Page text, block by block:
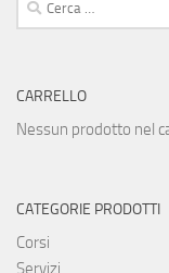
per:
CARRELLO
Nessun prodotto nel
CATEGORIE PRODOTTI
Corsi
Servizi